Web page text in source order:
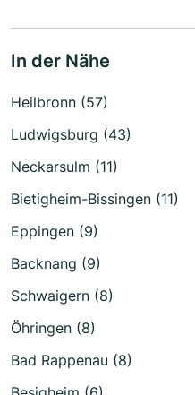
In der Nähe
Heilbronn (57)
Ludwigsburg (43)
Neckarsulm (11)
Bietigheim-Bissingen (11)
Eppingen (9)
Backnang (9)
Schwaigern (8)
Öhringen (8)
Bad Rappenau (8)